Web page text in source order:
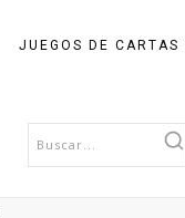
JUEGOS DE CARTAS